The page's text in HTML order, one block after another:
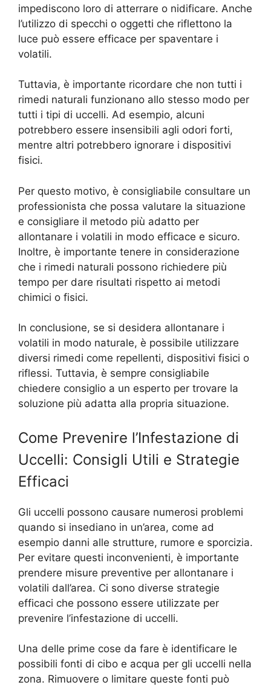
impediscono loro di atterrare o nidificare. Anche
l’utilizzo di specchi o oggetti che riflettono la
luce può essere efficace per spaventare i
volatili.
Tuttavia, è importante ricordare che non tutti i
rimedi naturali funzionano allo stesso modo per
tutti i tipi di uccelli. Ad esempio, alcuni
potrebbero essere insensibili agli odori forti,
mentre altri potrebbero ignorare i dispositivi
fisici.
Per questo motivo, è consigliabile consultare un
professionista che possa valutare la situazione
e consigliare il metodo più adatto per
allontanare i volatili in modo efficace e sicuro.
Inoltre, è importante tenere in considerazione
che i rimedi naturali possono richiedere più
tempo per dare risultati rispetto ai metodi
chimici o fisici.
In conclusione, se si desidera allontanare i
volatili in modo naturale, è possibile utilizzare
diversi rimedi come repellenti, dispositivi fisici o
riflessi. Tuttavia, è sempre consigliabile
chiedere consiglio a un esperto per trovare la
soluzione più adatta alla propria situazione.
Come Prevenire l’Infestazione di
Uccelli: Consigli Utili e Strategie
Efficaci
Gli uccelli possono causare numerosi problemi
quando si insediano in un’area, come ad
esempio danni alle strutture, rumore e sporcizia.
Per evitare questi inconvenienti, è importante
prendere misure preventive per allontanare i
volatili dall’area. Ci sono diverse strategie
efficaci che possono essere utilizzate per
prevenire l’infestazione di uccelli.
Una delle prime cose da fare è identificare le
possibili fonti di cibo e acqua per gli uccelli nella
zona. Rimuovere o limitare queste fonti può